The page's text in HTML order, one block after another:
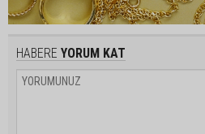
HABERE YORUM KAT